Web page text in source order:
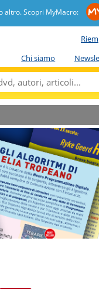
altro. Scopri MyMacro:
Chi siamo